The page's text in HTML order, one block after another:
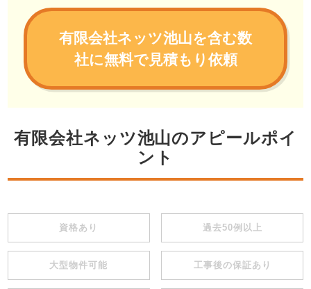
有限会社ネッツ池山を含む数
社に無料で見積もり依頼
有限会社ネッツ池山のアピールポイ
ント
資格あり 過去50例以上
大型物件可能 工事後の保証あり